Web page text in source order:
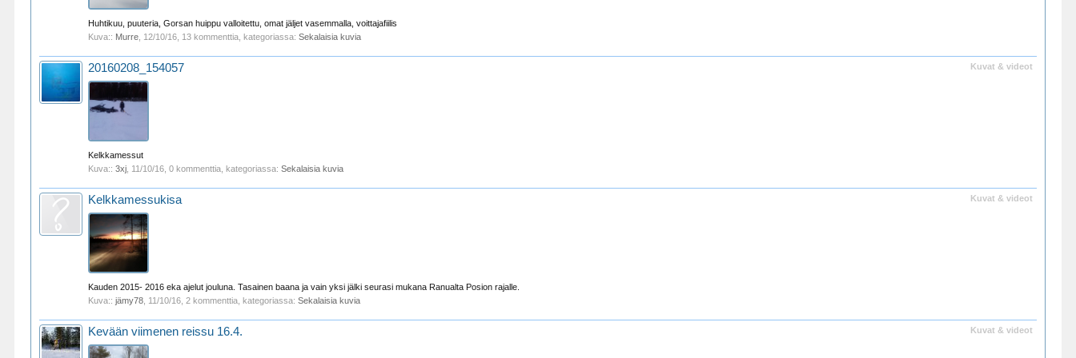
Huhtikuu, puuteria, Gorsan huippu valloitettu, omat jäljet vasemmalla, voittajafiilis
Kuva:: Murre 12/10/16 , 13 kommenttia, kategoriassa:Sekalaisia kuvia
Kuvat & videot
20160208_154057
Kelkkamessut
Kuva::3xj 11/10/16 , 0 kommenttia, kategoriassa:Sekalaisia kuvia
Kuvat & videot
Kelkkamessukisa
Kauden 2015- 2016 eka ajelut jouluna. Tasainen baana ja vain yksi jälki seurasi mukana Ranualta Posion rajalle.
Kuva::jämy78 11/10/16 , 2 kommenttia, kategoriassa:Sekalaisia kuvia
Kuvat & videot
Kevään viimenen reissu 16.4.